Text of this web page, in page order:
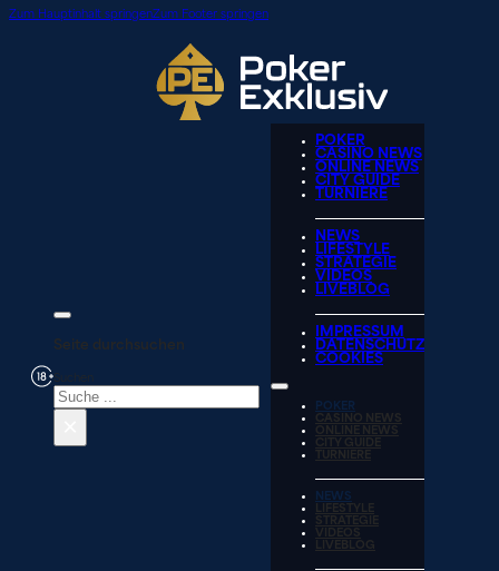
Zum Hauptinhalt springenZum Footer springen
Seite durchsuchen
POKER
CASINO NEWS
ONLINE NEWS
CITY GUIDE
TURNIERE
NEWS
LIFESTYLE
STRATEGIE
VIDEOS
LIVEBLOG
IMPRESSUM
DATENSCHUTZ
COOKIES
POKER
CASINO NEWS
ONLINE NEWS
CITY GUIDE
TURNIERE
NEWS
LIFESTYLE
STRATEGIE
VIDEOS
LIVEBLOG